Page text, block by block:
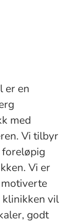
er en
med
Vi tilbyr
Vi er
klinikken vil
godt